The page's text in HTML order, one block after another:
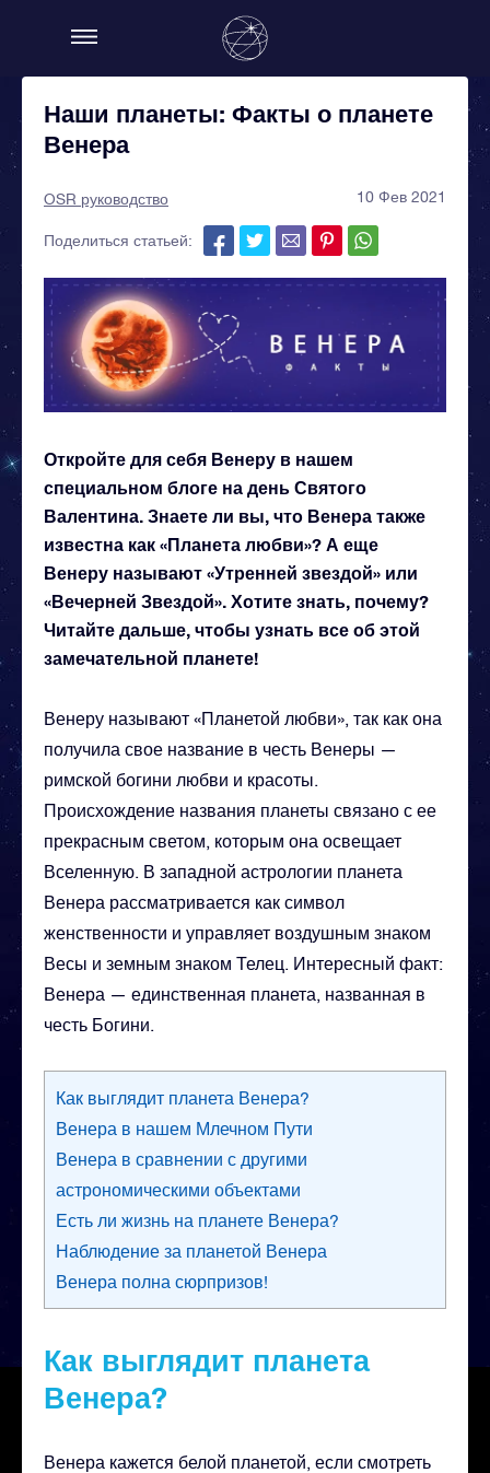
Наши планеты: Факты о планете
Венера
OSR руководство 10 Фев 2021
Поделиться статьей:
Откройте для себя Венеру в нашем
специальном блоге на день Святого
Валентина. Знаете ли вы, что Венера также
известна как «Планета любви»? А еще
Венеру называют «Утренней звездой» или
«Вечерней Звездой». Хотите знать, почему?
Читайте дальше, чтобы узнать все об этой
замечательной планете!
Венеру называют «Планетой любви», так как она
получила свое название в честь Венеры —
римской богини любви и красоты.
Происхождение названия планеты связано с ее
прекрасным светом, которым она освещает
Вселенную. В западной астрологии планета
Венера рассматривается как символ
женственности и управляет воздушным знаком
Весы и земным знаком Телец. Интересный факт:
Венера — единственная планета, названная в
честь Богини.
Как выглядит планета Венера?
Венера в нашем Млечном Пути
Венера в сравнении с другими
астрономическими объектами
Есть ли жизнь на планете Венера?
Наблюдение за планетой Венера
Венера полна сюрпризов!
Как выглядит планета
Венера?
Венера кажется белой планетой, если смотреть